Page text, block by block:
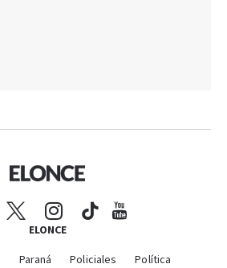
ELONCE
Paraná Policiales
Política